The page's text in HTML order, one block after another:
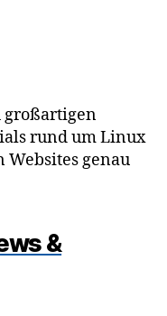
großartigen
rund um Linux
genau
&